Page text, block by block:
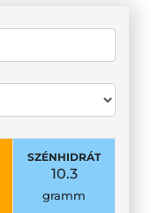
SZÉNHIDRÁT
10.3
gramm